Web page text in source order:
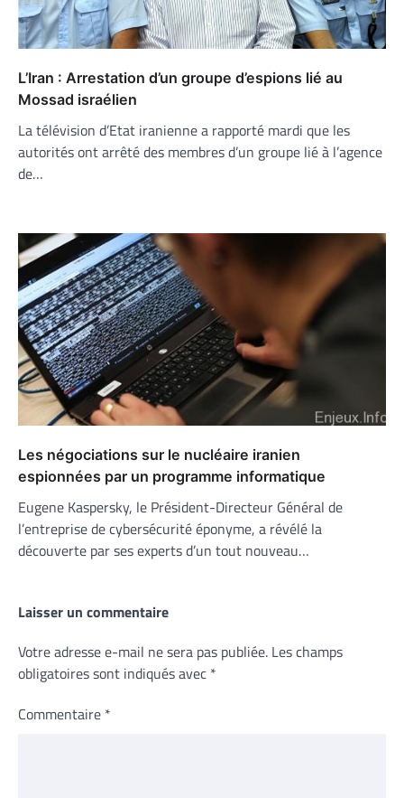
L’Iran : Arrestation d’un groupe d’espions lié au
Mossad israélien
La télévision d’Etat iranienne a rapporté mardi que les
autorités ont arrêté des membres d’un groupe lié à l’agence
de…
Les négociations sur le nucléaire iranien
espionnées par un programme informatique
Eugene Kaspersky, le Président-Directeur Général de
l’entreprise de cybersécurité éponyme, a révélé la
découverte par ses experts d’un tout nouveau…
Laisser un commentaire
Votre adresse e-mail ne sera pas publiée. Les champs
obligatoires sont indiqués avec *
Commentaire *